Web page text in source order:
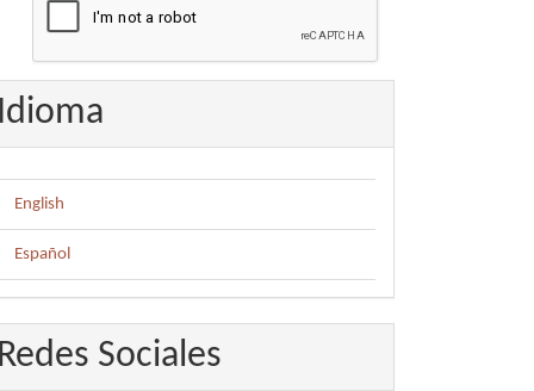
Idioma
English
Español
Redes Sociales